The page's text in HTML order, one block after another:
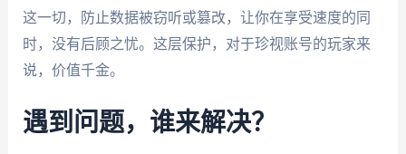
这一切，防止数据被窃听或篡改，让你在享受速度的同
时，没有后顾之忧。这层保护，对于珍视账号的玩家来
说，价值千金。
遇到问题，谁来解决？